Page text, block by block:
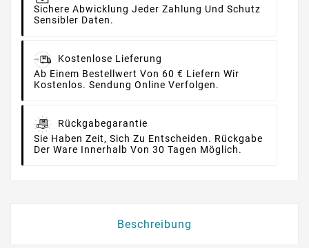
Sichere Abwicklung Jeder Zahlung Und Schutz
Sensibler Daten.
Kostenlose Lieferung
Ab Einem Bestellwert Von 60 € Liefern Wir
Kostenlos. Sendung Online Verfolgen.
Rückgabegarantie
Sie Haben Zeit, Sich Zu Entscheiden. Rückgabe
Der Ware Innerhalb Von 30 Tagen Möglich.
Beschreibung